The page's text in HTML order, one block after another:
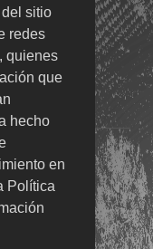
sitio
redes
quienes
que
hecho
en
Política